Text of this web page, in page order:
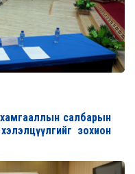
хамгааллын салбарын
зохион